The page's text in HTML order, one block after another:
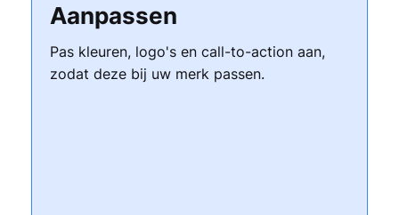
Aanpassen
Pas kleuren, logo's en call-to-action aan,
zodat deze bij uw merk passen.